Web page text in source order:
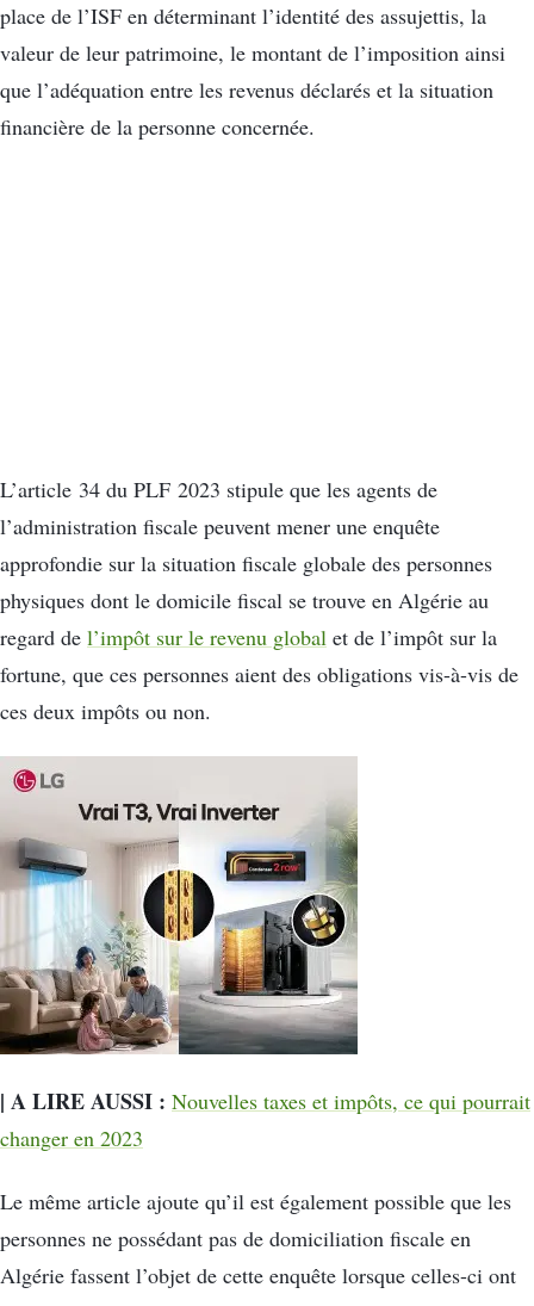
place de l’ISF en déterminant l’identité des assujettis, la
valeur de leur patrimoine, le montant de l’imposition ainsi
que l’adéquation entre les revenus déclarés et la situation
financière de la personne concernée.
L’article 34 du PLF 2023 stipule que les agents de
l’administration fiscale peuvent mener une enquête
approfondie sur la situation fiscale globale des personnes
physiques dont le domicile fiscal se trouve en Algérie au
regard de l’impôt sur le revenu global et de l’impôt sur la
fortune, que ces personnes aient des obligations vis-à-vis de
ces deux impôts ou non.
| A LIRE AUSSI : Nouvelles taxes et impôts, ce qui pourrait
changer en 2023
Le même article ajoute qu’il est également possible que les
personnes ne possédant pas de domiciliation fiscale en
Algérie fassent l’objet de cette enquête lorsque celles-ci ont